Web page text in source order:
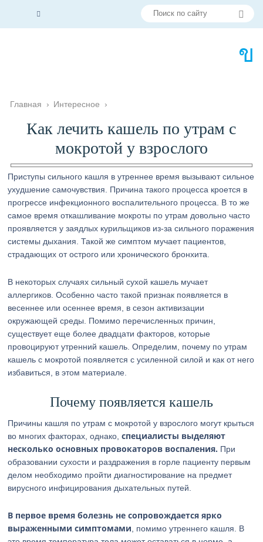
Главная › Интересное ›
Как лечить кашель по утрам с
мокротой у взрослого
Приступы сильного кашля в утреннее время вызывают сильное
ухудшение самочувствия. Причина такого процесса кроется в
прогрессе инфекционного воспалительного процесса. В то же
самое время откашливание мокроты по утрам довольно часто
проявляется у заядлых курильщиков из-за сильного поражения
системы дыхания. Такой же симптом мучает пациентов,
страдающих от острого или хронического бронхита.
В некоторых случаях сильный сухой кашель мучает
аллергиков. Особенно часто такой признак появляется в
весеннее или осеннее время, в сезон активизации
окружающей среды. Помимо перечисленных причин,
существует еще более двадцати факторов, которые
провоцируют утренний кашель. Определим, почему по утрам
кашель с мокротой появляется с усиленной силой и как от него
избавиться, в этом материале.
Почему появляется кашель
Причины кашля по утрам с мокротой у взрослого могут крыться
во многих факторах, однако,специалисты выделяют
несколько основных провокаторов воспаления. При
образовании сухости и раздражения в горле пациенту первым
делом необходимо пройти диагностирование на предмет
вирусного инфицирования дыхательных путей.
В первое время болезнь не сопровождается ярко
выраженными симптомами , помимо утреннего кашля. В